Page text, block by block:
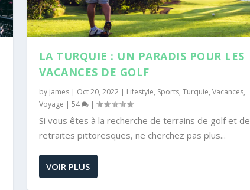
LA TURQUIE : UN PARADIS POUR LES
VACANCES DE GOLF
by james| Oct 20, 2022| Lifestyle, Sports, Turquie, Vacances,
Voyage | 54 |
Si vous êtes à la recherche de terrains de golf et de
retraites pittoresques, ne cherchez pas plus...
VOIR PLUS